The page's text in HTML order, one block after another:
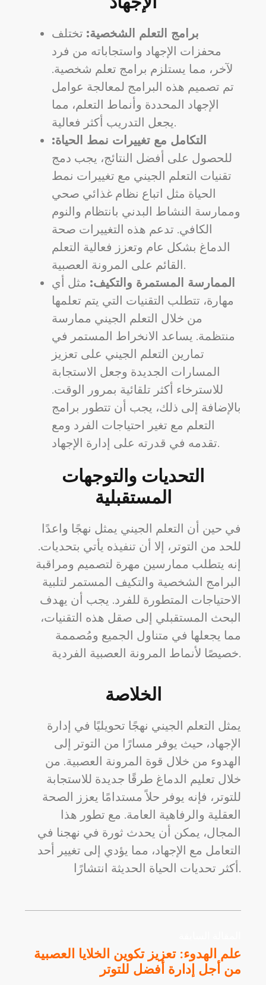
برامج التعلم الشخصية: تختلف
محفزات الإجهاد واستجاباته من فرد
لآخر، مما يستلزم برامج تعلم شخصية.
تم تصميم هذه البرامج لمعالجة عوامل
الإجهاد المحددة وأنماط التعلم، مما
يجعل التدريب أكثر فعالية.
التكامل مع تغييرات نمط الحياة:
للحصول على أفضل النتائج، يجب دمج
تقنيات التعلم الجيني مع تغييرات نمط
الحياة مثل اتباع نظام غذائي صحي
وممارسة النشاط البدني بانتظام والنوم
الكافي. تدعم هذه التغييرات صحة
الدماغ بشكل عام وتعزز فعالية التعلم
القائم على المرونة العصبية.
الممارسة المستمرة والتكيف: مثل أي
مهارة، تتطلب التقنيات التي يتم تعلمها
من خلال التعلم الجيني ممارسة
منتظمة. يساعد الانخراط المستمر في
تمارين التعلم الجيني على تعزيز
المسارات الجديدة وجعل الاستجابة
للاسترخاء أكثر تلقائية بمرور الوقت.
بالإضافة إلى ذلك، يجب أن تتطور برامج
التعلم مع تغير احتياجات الفرد ومع
تقدمه في قدرته على إدارة الإجهاد.
التحديات والتوجهات
المستقبلية
في حين أن التعلم الجيني يمثل نهجًا واعدًا
للحد من التوتر، إلا أن تنفيذه يأتي بتحديات.
إنه يتطلب ممارسين مهرة لتصميم ومراقبة
البرامج الشخصية والتكيف المستمر لتلبية
الاحتياجات المتطورة للفرد. يجب أن يهدف
البحث المستقبلي إلى صقل هذه التقنيات،
مما يجعلها في متناول الجميع ومُصممة
خصيصًا لأنماط المرونة العصبية الفردية.
الخلاصة
يمثل التعلم الجيني نهجًا تحويليًا في إدارة
الإجهاد، حيث يوفر مسارًا من التوتر إلى
الهدوء من خلال قوة المرونة العصبية. من
خلال تعليم الدماغ طرقًا جديدة للاستجابة
للتوتر، فإنه يوفر حلاً مستدامًا يعزز الصحة
العقلية والرفاهية العامة. مع تطور هذا
المجال، يمكن أن يحدث ثورة في نهجنا في
التعامل مع الإجهاد، مما يؤدي إلى تغيير أحد
أكثر تحديات الحياة الحديثة انتشارًا.
علم الهدوء: تعزيز تكوين الخلايا العصبية
من أجل إدارة أفضل للتوتر